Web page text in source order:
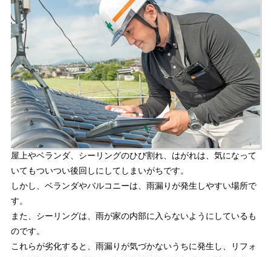
屋上やベランダ、シーリングのひび割れ、はがれは、気になって
いてもついつい後回しにしてしまいがちです。
しかし、ベランダやバルコニーは、雨漏りが発生しやすい場所で
す。
また、シーリングは、雨が家の内部に入らないようにしているも
のです。
これらが劣化すると、雨漏りが気づかないうちに発生し、リフォ